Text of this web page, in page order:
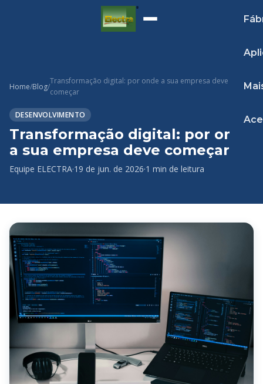
Home/Blog/
Transformação digital: por onde a sua empresa deve
começar
DESENVOLVIMENTO
Transformação digital: por onde
a sua empresa deve começar
Equipe ELECTRA·19 de jun. de 2026·1 min de leitura